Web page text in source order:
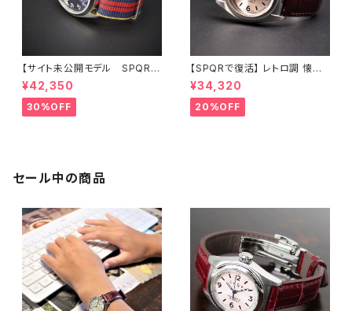
【サイト未公開モデル SPQR
人気の高い機械式 手巻付自動
巻スモールセコンド Ventuno
ss ネイビー文字盤 × 英
国メーカー直輸入MOD#11ナイ
¥42,350
30%OFF
【SPQRで復活】 レトロ調 懐か
しい12時お洒落なブラウン竜頭
小型サイズのシンプルデザイン・
使い易さとオシャレ重視の手巻
付自動巻機械式 Ubud-Mピ
¥34,320
20%OFF
セール中の商品